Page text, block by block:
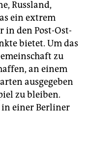
Russland,
ein extrem
in den Post-Ost-
bietet. Um das
zu
an einem
ausgegeben
zu bleiben.
in einer Berliner